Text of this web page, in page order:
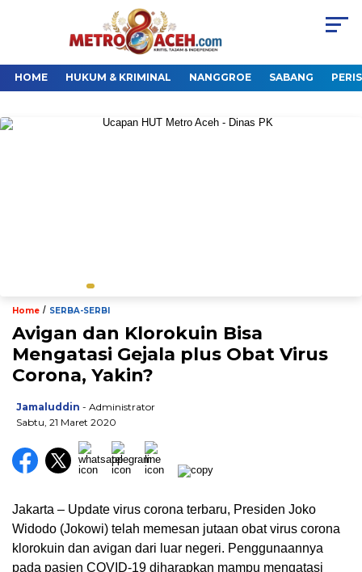
HOME HUKUM & KRIMINAL NANGGROE SABANG
Home / SERBA-SERBI
Avigan dan Klorokuin Bisa
Mengatasi Gejala plus Obat Virus
Corona, Yakin?
Jamaluddin - Administrator
Sabtu, 21 Maret 2020
Jakarta – Update virus corona terbaru, Presiden Joko
Widodo (Jokowi) telah memesan jutaan obat virus corona
klorokuin dan avigan dari luar negeri. Penggunaannya
pada pasien COVID-19 diharapkan mampu mengatasi